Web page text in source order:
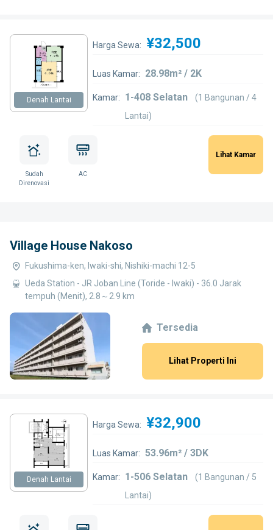
Denah Lantai
Harga Sewa: ¥32,500
Luas Kamar: 28.98m² / 2K
Kamar: 1-408 Selatan
(1 Bangunan / 4
Lantai)
Sudah
Direnovasi
AC
Lihat Kamar
Village House Nakoso
Fukushima-ken, Iwaki-shi, Nishiki-machi 12-5
Ueda Station - JR Joban Line (Toride - Iwaki) - 36.0 Jarak
tempuh (Menit), 2.8～2.9 km
Tersedia
Lihat Properti Ini
Denah Lantai
Harga Sewa: ¥32,900
Luas Kamar: 53.96m² / 3DK
Kamar: 1-506 Selatan
(1 Bangunan / 5
Lantai)